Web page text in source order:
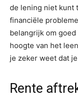
de lening niet kunt
financiële
belangrijk om
hoogte van het
je zeker weet dat
Rente